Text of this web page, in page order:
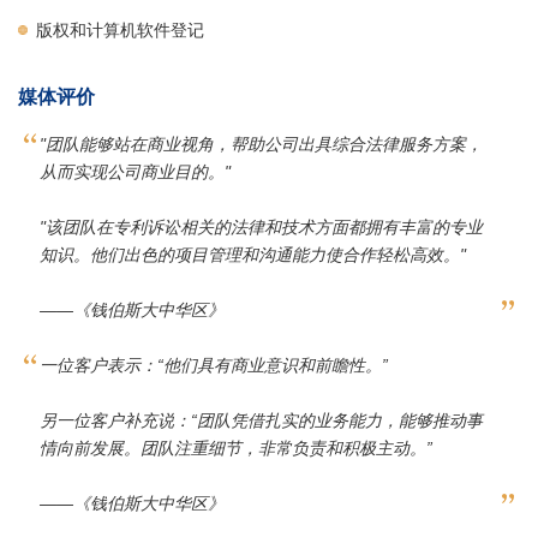
版权和计算机软件登记
媒体评价
"团队能够站在商业视角，帮助公司出具综合法律服务方案，
从而实现公司商业目的。"
"该团队在专利诉讼相关的法律和技术方面都拥有丰富的专业
知识。他们出色的项目管理和沟通能力使合作轻松高效。"
——《钱伯斯大中华区》
一位客户表示：“他们具有商业意识和前瞻性。”
另一位客户补充说：“团队凭借扎实的业务能力，能够推动事
情向前发展。团队注重细节，非常负责和积极主动。”
——《钱伯斯大中华区》